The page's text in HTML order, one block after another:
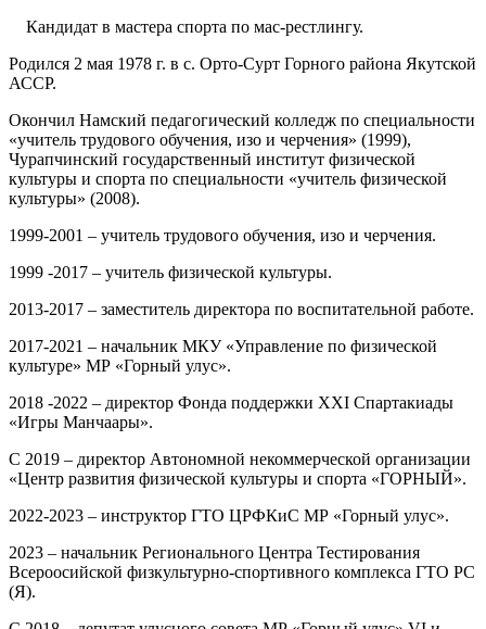
Кандидат в мастера спорта по мас-рестлингу.
Родился 2 мая 1978 г. в с. Орто-Сурт Горного района Якутской
АССР.
Окончил Намский педагогический колледж по специальности
«учитель трудового обучения, изо и черчения» (1999),
Чурапчинский государственный институт физической
культуры и спорта по специальности «учитель физической
культуры» (2008).
1999-2001 – учитель трудового обучения, изо и черчения.
1999 -2017 – учитель физической культуры.
2013-2017 – заместитель директора по воспитательной работе.
2017-2021 – начальник МКУ «Управление по физической
культуре» МР «Горный улус».
2018 -2022 – директор Фонда поддержки XXI Спартакиады
«Игры Манчаары».
С 2019 – директор Автономной некоммерческой организации
«Центр развития физической культуры и спорта «ГОРНЫЙ».
2022-2023 – инструктор ГТО ЦРФКиС МР «Горный улус».
2023 – начальник Регионального Центра Тестирования
Всероосийской физкультурно-спортивного комплекса ГТО РС
(Я).